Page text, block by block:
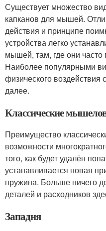
Существует множество
капканов для мышей.
действия и принципе
устройства легко
мышей, там, где они часто
Наиболее популярными
физического
далее.
Классические
Преимущество
возможности
того, как будет удалён
устанавливается новая
пружина. Больше ничего
деталей и расходников
Западня